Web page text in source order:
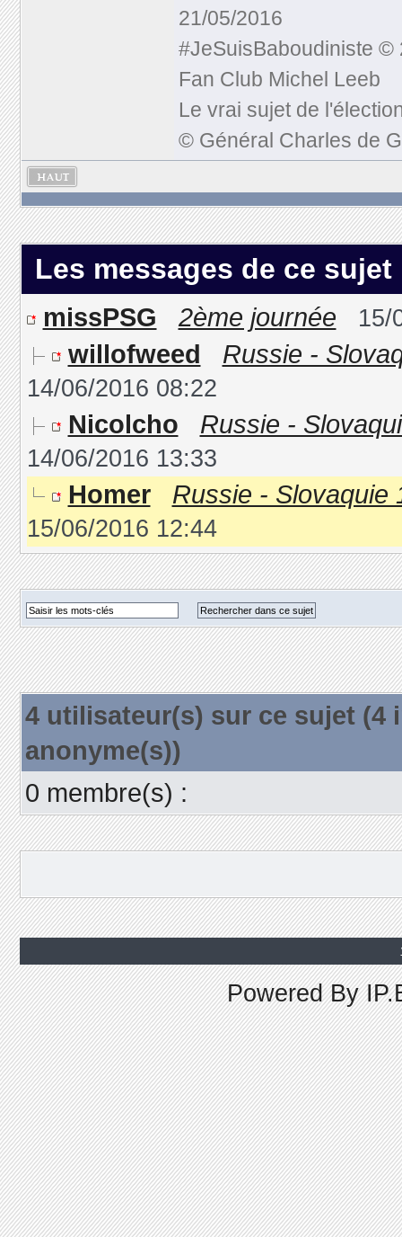
21/05/2016
#JeSuisBaboudiniste ©
Fan Club Michel Leeb
Le vrai sujet de
© Général Charles de
Les messages de ce sujet
missPSG 2ème journée 15/
willofweed Russie -
14/06/2016 08:22
Nicolcho Russie -
14/06/2016 13:33
Homer Russie - Slovaquie
15/06/2016 12:44
4 utilisateur(s) sur ce sujet (4
anonyme(s))
0 membre(s) :
Powered By